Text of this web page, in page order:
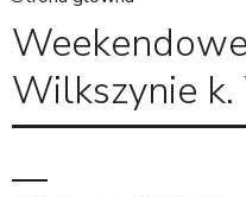
J
e
s
t
e
Wilkszynie k.